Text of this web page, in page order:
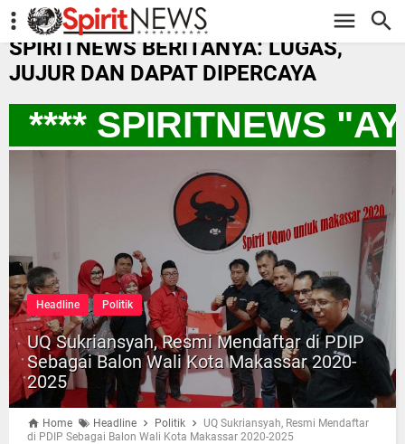
-->
SPIRITNEWS BERITANYA: LUGAS,
JUJUR DAN DAPAT DIPERCAYA
SPIRITNEWS
Headline Politik
UQ Sukriansyah, Resmi Mendaftar di PDIP
Sebagai Balon Wali Kota Makassar 2020-
2025
Home Headline Politik
UQ Sukriansyah, Resmi Mendaftar
di PDIP Sebagai Balon Wali Kota Makassar 2020-2025